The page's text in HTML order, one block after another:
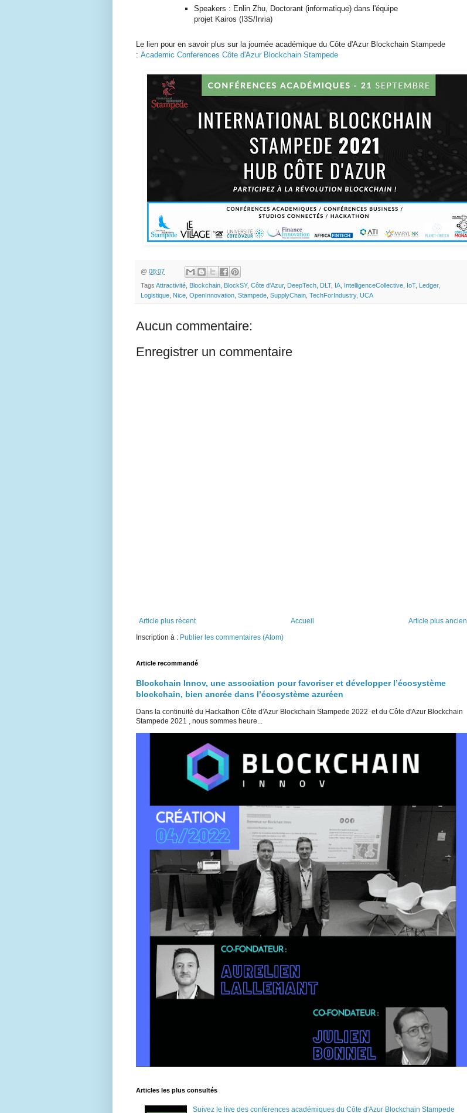
Speakers : Enlin Zhu, Doctorant (informatique) dans l'équipe
projet Kairos (I3S/Inria)
Le lien pour en savoir plus sur la journée académique du Côte d'Azur Blockchain Stampede
: Academic Conferences Côte d'Azur Blockchain Stampede
@ 08:07
Tags Attractivité Blockchain BlockSY, Côte d'Azur, DeepTech DLT, IA IntelligenceCollective IoT, Ledger,
Logistique Nice OpenInnovation Stampede SupplyChain TechForIndustry, UCA
Aucun commentaire:
Enregistrer un commentaire
Article plus récent Article plus ancien
Accueil
Inscription à : Publier les commentaires (Atom)
Article recommandé
Blockchain Innov, une association pour favoriser et développer l’écosystème
blockchain, bien ancrée dans l’écosystème azuréen
Dans la continuité du Hackathon Côte d'Azur Blockchain Stampede 2022 et du Côte d'Azur Blockchain
Stampede 2021 , nous sommes heure...
Articles les plus consultés
Suivez le live des conférences académiques du Côte d'Azur Blockchain Stampede